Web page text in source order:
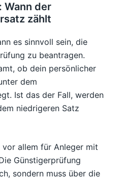
Wann der
zählt
es sinnvoll sein, die
zu beantragen.
ob dein persönlicher
dem
Ist das der Fall, werden
niedrigeren Satz
allem für Anleger mit
Günstigerprüfung
sondern muss über die